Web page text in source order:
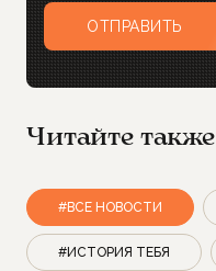
ОТПРАВИТЬ
Читайте также
#ВСЕ НОВОСТИ
#ИСТОРИЯ ТЕБЯ